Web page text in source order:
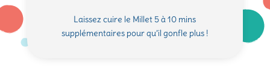
Laissez cuire le Millet 5 à 10 mins
supplémentaires pour qu’il gonfle plus !